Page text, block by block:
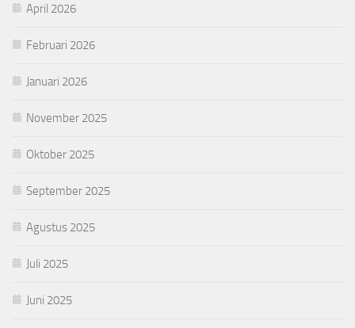
April 2026
Februari 2026
Januari 2026
November 2025
Oktober 2025
September 2025
Agustus 2025
Juli 2025
Juni 2025